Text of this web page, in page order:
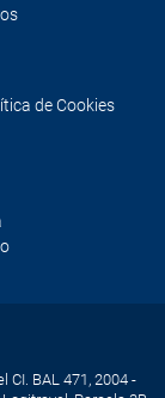
de Cookies
CI. BAL 471, 2004 -